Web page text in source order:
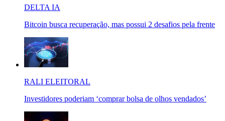
DELTA IA
Bitcoin busca recuperação, mas possui 2 desafios pela frente
RALI ELEITORAL
Investidores poderiam ‘comprar bolsa de olhos vendados’